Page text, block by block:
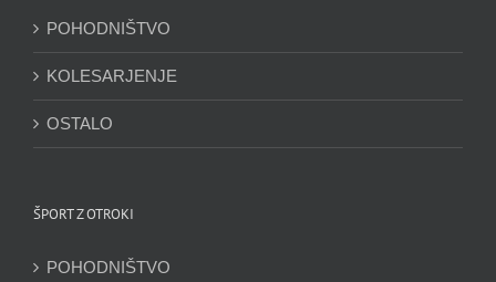
POHODNIŠTVO
KOLESARJENJE
OSTALO
ŠPORT Z OTROKI
POHODNIŠTVO